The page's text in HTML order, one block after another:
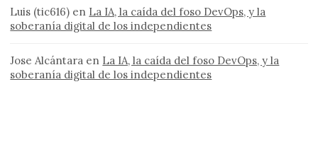
Luis (tic616) en La IA, la caída del foso DevOps, y la
soberanía digital de los independientes
Jose Alcántara en La IA, la caída del foso DevOps, y la
soberanía digital de los independientes